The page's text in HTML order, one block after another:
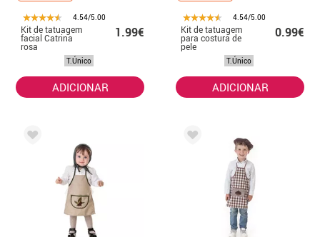
4.54/5.00
Kit de tatuagem
facial Catrina
rosa
1.99€
T.Único
ADICIONAR
4.54/5.00
Kit de tatuagem
para costura de
pele
0.99€
T.Único
ADICIONAR